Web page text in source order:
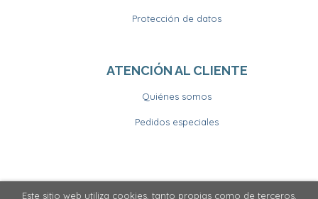
Protección de datos
ATENCIÓN AL CLIENTE
Quiénes somos
Pedidos especiales
Este sitio web utiliza cookies, tanto propias como de terceros,